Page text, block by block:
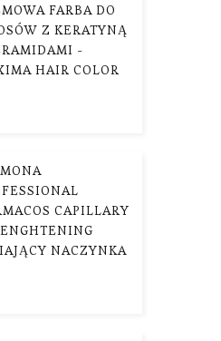
FARBA DO
Z KERATYNĄ
-
HAIR COLOR
CAPILLARY
NACZYNKA